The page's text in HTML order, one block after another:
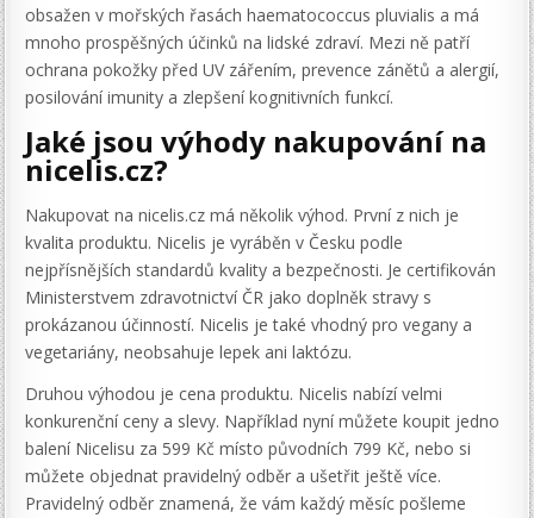
obsažen v mořských řasách haematococcus pluvialis a má
mnoho prospěšných účinků na lidské zdraví. Mezi ně patří
ochrana pokožky před UV zářením, prevence zánětů a alergií,
posilování imunity a zlepšení kognitivních funkcí.
Jaké jsou výhody nakupování na
nicelis.cz?
Nakupovat na nicelis.cz má několik výhod. První z nich je
kvalita produktu. Nicelis je vyráběn v Česku podle
nejpřísnějších standardů kvality a bezpečnosti. Je certifikován
Ministerstvem zdravotnictví ČR jako doplněk stravy s
prokázanou účinností. Nicelis je také vhodný pro vegany a
vegetariány, neobsahuje lepek ani laktózu.
Druhou výhodou je cena produktu. Nicelis nabízí velmi
konkurenční ceny a slevy. Například nyní můžete koupit jedno
balení Nicelisu za 599 Kč místo původních 799 Kč, nebo si
můžete objednat pravidelný odběr a ušetřit ještě více.
Pravidelný odběr znamená, že vám každý měsíc pošleme